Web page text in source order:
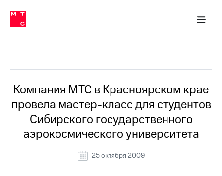
Медиа-центр
и акционерам
Устойчивое развитие
Комплаенс и деловая этика
компании
Карьера
История
компании
Руководство
региона
информация
в МТС
Пресс-
релизы
МТС
о технологиях
Компания МТС в Красноярском крае
провела мастер-класс для студентов
Сибирского государственного
аэрокосмического университета
25 октября 2009